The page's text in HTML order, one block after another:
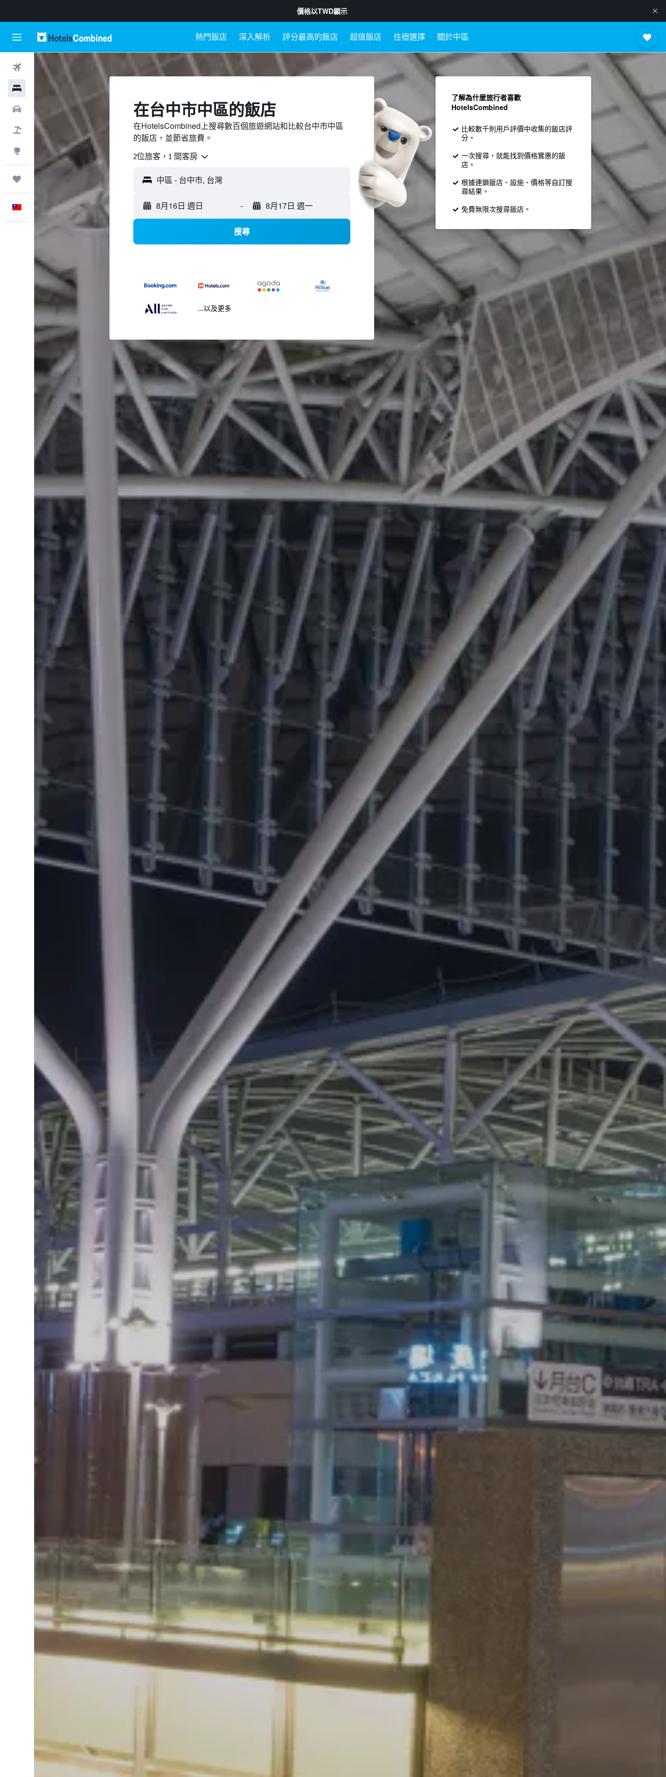
價格以TWD顯示
熱門飯店 深入解析 評分最高的飯店 超值飯店 住宿選擇 關於中區
機票
機＋酒
中文
​在台中市中區​的飯店
在HotelsCombined上搜尋數百個旅遊網站和比較台中市中區
的飯店，並節省旅費。
2位旅客，1 間客房
8月16日 週日 - 8月17日 週一
搜尋
...以及更多
了解為什麼旅行者喜歡
HotelsCombined
比較數千則用戶評價中收集的飯店評
分。
一次搜尋，就能找到價格實惠的飯
店。
根據連鎖飯店、設施、價格等自訂搜
尋結果。
免費無限次搜尋飯店。